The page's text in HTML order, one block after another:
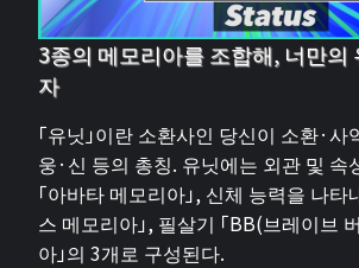
3종의 메모리아를 조합해, 너만의
자
「유닛」이란 소환사인 당신이 소환·
웅·신 등의 총칭. 유닛에는 외관 및 속
「아바타 메모리아」, 신체 능력을 나타
스 메모리아」, 필살기 「BB(브레이브
아」의 3개로 구성된다.